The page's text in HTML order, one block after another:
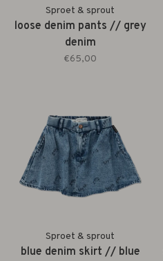
Sproet & sprout
loose denim pants // grey
denim
€65,00
Sproet & sprout
blue denim skirt // blue